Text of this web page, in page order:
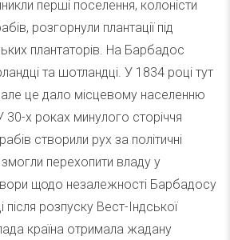
перші поселення, колоністи
розгорнули плантації під
плантаторів. На Барбадос
та шотландці. У 1834 році тут
це дало місцевому населенню
х роках минулого сторіччя
створили рух за політичні
перехопити владу у
щодо незалежності Барбадосу
розпуску Вест-Індської
країна отримала жадану